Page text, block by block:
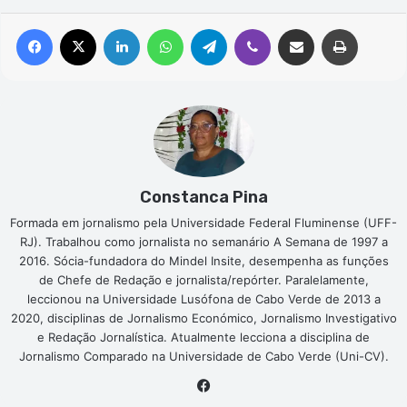
Facebook Linkedin WhatsAppTelegram Viber Compartilhar via e-mail
Constanca Pina
Formada em jornalismo pela Universidade Federal Fluminense (UFF-
RJ). Trabalhou como jornalista no semanário A Semana de 1997 a
2016. Sócia-fundadora do Mindel Insite, desempenha as funções
de Chefe de Redação e jornalista/repórter. Paralelamente,
leccionou na Universidade Lusófona de Cabo Verde de 2013 a
2020, disciplinas de Jornalismo Económico, Jornalismo Investigativo
e Redação Jornalística. Atualmente lecciona a disciplina de
Jornalismo Comparado na Universidade de Cabo Verde (Uni-CV).